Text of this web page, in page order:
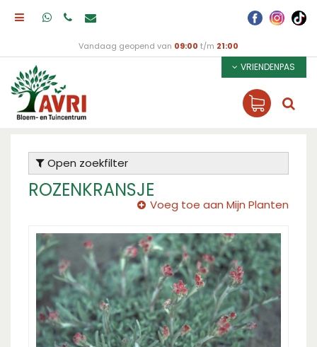
Vandaag geopend van 09:00 t/m 21:00
VRIENDENPAS
Open zoekfilter
ROZENKRANSJE
Voeg toe aan Mijn Planten